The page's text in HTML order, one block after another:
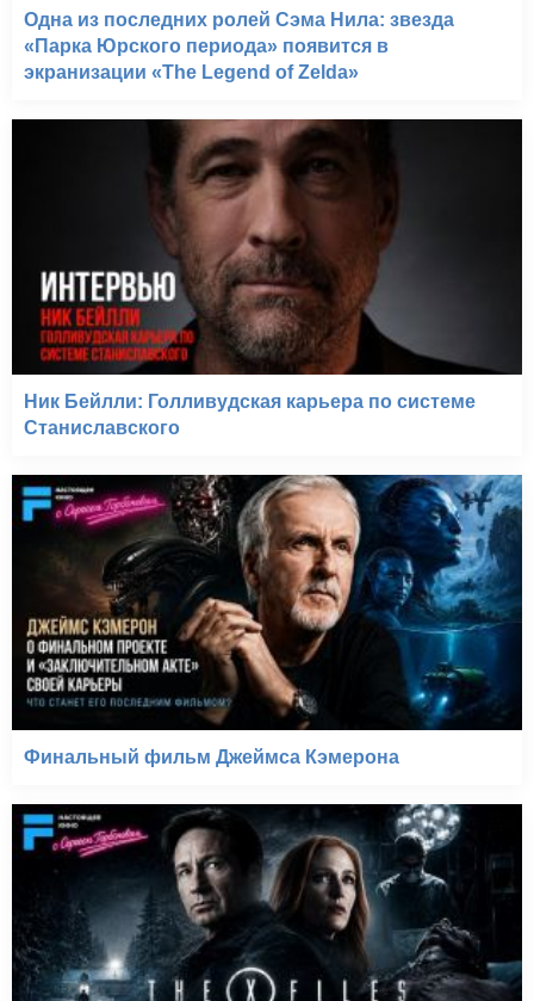
Одна из последних ролей Сэма Нила: звезда
«Парка Юрского периода» появится в
экранизации «The Legend of Zelda»
Ник Бейлли: Голливудская карьера по системе
Станиславского
Финальный фильм Джеймса Кэмерона